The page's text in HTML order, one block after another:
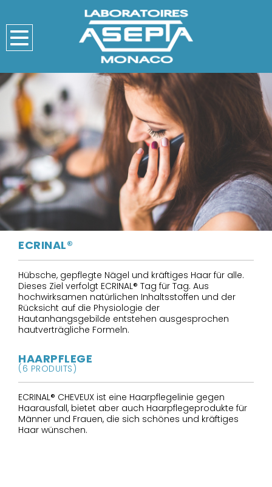
ECRINAL®
Hübsche, gepflegte Nägel und kräftiges Haar für alle.
Dieses Ziel verfolgt ECRINAL® Tag für Tag. Aus
hochwirksamen natürlichen Inhaltsstoffen und der
Rücksicht auf die Physiologie der
Hautanhangsgebilde entstehen ausgesprochen
hautverträgliche Formeln.
HAARPFLEGE
(6 PRODUITS)
ECRINAL® CHEVEUX ist eine Haarpflegelinie gegen
Haarausfall, bietet aber auch Haarpflegeprodukte für
Männer und Frauen, die sich schönes und kräftiges
Haar wünschen.